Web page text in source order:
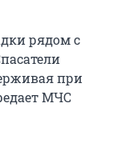
рядом с
при
МЧС